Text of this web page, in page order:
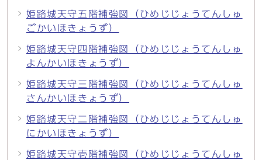
姫路城天守五階補強図（ひめじじょうてんしゅ
ごかいほきょうず）
姫路城天守四階補強図（ひめじじょうてんしゅ
よんかいほきょうず）
姫路城天守三階補強図（ひめじじょうてんしゅ
さんかいほきょうず）
姫路城天守二階補強図（ひめじじょうてんしゅ
にかいほきょうず）
姫路城天守壱階補強図（ひめじじょうてんしゅ